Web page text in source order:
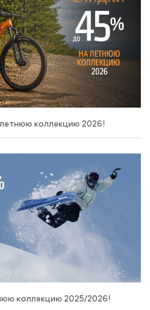
коллекцию 2026!
коллекцию 2025/2026!